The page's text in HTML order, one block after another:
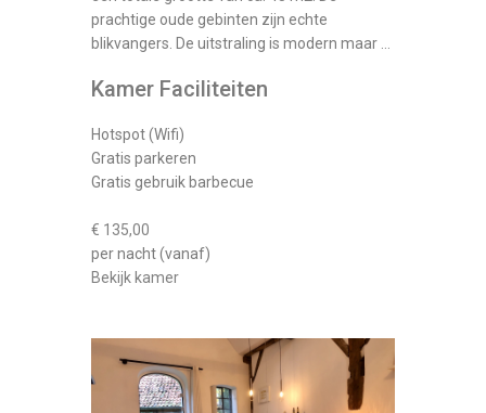
prachtige oude gebinten zijn echte
blikvangers. De uitstraling is modern maar …
Kamer Faciliteiten
Hotspot (Wifi)
Gratis parkeren
Gratis gebruik barbecue
€ 135,00
per nacht (vanaf)
Bekijk kamer